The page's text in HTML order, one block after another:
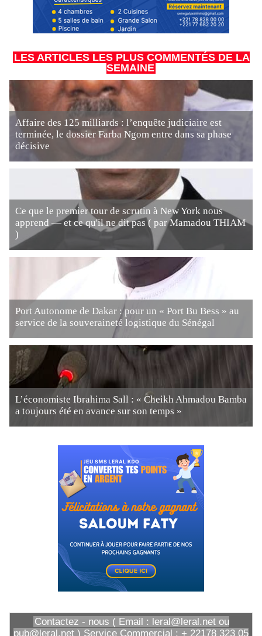
LES ARTICLES LES PLUS COMMENTÉS DE LA
SEMAINE
Affaire des 125 milliards : l’enquête judiciaire est
terminée, le dossier Farba Ngom entre dans sa phase
décisive
Ce que le premier tour de scrutin à New York nous
apprend — et ce qu'il ne dit pas ( par Mamadou THIAM
)
Port Autonome de Dakar : pour un « Port Bu Bess » au
service de la souveraineté logistique du Sénégal
L’économiste Ibrahima Sall : « Cheikh Ahmadou Bamba
a toujours été en avance sur son temps »
Contactez - nous ( Email : leral@leral.net ou
pub@leral.net ) Service Commercial : + 22178 323 05